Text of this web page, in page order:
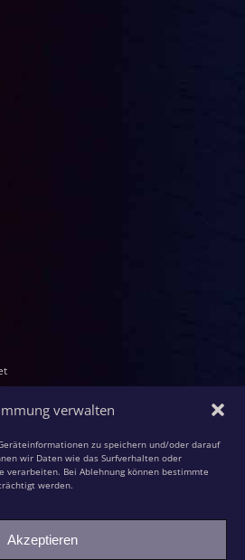
verwalten
zu speichern und/oder darauf
wir Daten wie das Surfverhalten oder
verarbeiten. Bei Ablehnung können bestimmte
werden.
Akzeptieren